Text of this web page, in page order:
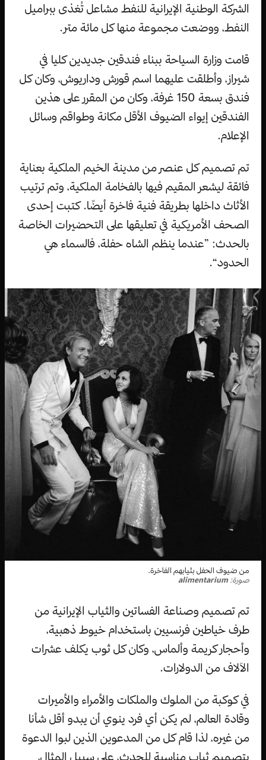
الشركة الوطنية الإيرانية للنفط مشاعل تُغذى ببراميل
النفط، ووضعت مجموعة منها كل مائة متر.
قامت وزارة السياحة ببناء فندقين جديدين كليا في
شيراز، وأطلقت عليهما اسم قورش وداريوش، وكان كل
فندق بسعة 150 غرفة، وكان من المقرر على هذين
الفندقين إيواء الضيوف الأقل مكانة وطواقم وسائل
الإعلام.
تم تصميم كل عنصر من مدينة الخيم الملكية بعناية
فائقة ليشعر المقيم فيها بالفخامة الملكية، وتم ترتيب
الأثاث داخلها بطريقة فنية فاخرة أيضًا. كتبت إحدى
الصحف الأمريكية في تعليقها على التحضيرات الخاصة
بالحدث: ”عندما ينظم الشاه حفلة، فالسماء هي
الحدود“.
من ضيوف الحفل بثيابهم الفاخرة.
صورة:alimentarium
تم تصميم وصناعة الفساتين والثياب الإيرانية من
طرف خياطين فرنسيين باستخدام خيوط ذهبية،
وأحجار كريمة وألماس، وكان كل ثوب يكلف عشرات
الآلاف من الدولارات.
في كوكبة من الملوك والملكات والأمراء والأميرات
وقادة العالم، لم يكن أي فرد ينوي أن يبدو أقل شأنا
من غيره، لذا قام كل من المدعوين الذين لبوا الدعوة
بتصميم ثياب مناسبة للحدث، على سبيل المثال،